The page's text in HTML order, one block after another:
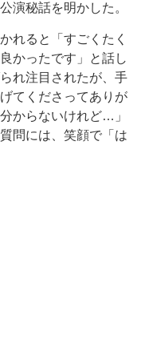
演秘話を明かした。
れると「すごくたく
かったです」と話し
れ注目されたが、手
てくださってありが
からないけれど…」
問には、笑顔で「は